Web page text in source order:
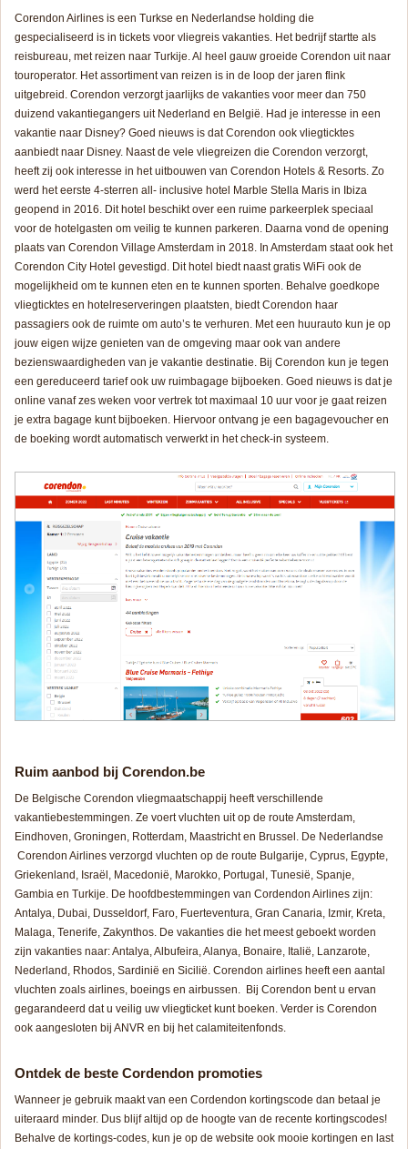
Corendon Airlines is een Turkse en Nederlandse holding die
gespecialiseerd is in tickets voor vliegreis vakanties. Het bedrijf startte als
reisbureau, met reizen naar Turkije. Al heel gauw groeide Corendon uit naar
touroperator. Het assortiment van reizen is in de loop der jaren flink
uitgebreid. Corendon verzorgt jaarlijks de vakanties voor meer dan 750
duizend vakantiegangers uit Nederland en België. Had je interesse in een
vakantie naar Disney? Goed nieuws is dat Corendon ook vliegticktes
aanbiedt naar Disney. Naast de vele vliegreizen die Corendon verzorgt,
heeft zij ook interesse in het uitbouwen van Corendon Hotels & Resorts. Zo
werd het eerste 4-sterren all- inclusive hotel Marble Stella Maris in Ibiza
geopend in 2016. Dit hotel beschikt over een ruime parkeerplek speciaal
voor de hotelgasten om veilig te kunnen parkeren. Daarna vond de opening
plaats van Corendon Village Amsterdam in 2018. In Amsterdam staat ook het
Corendon City Hotel gevestigd. Dit hotel biedt naast gratis WiFi ook de
mogelijkheid om te kunnen eten en te kunnen sporten. Behalve goedkope
vliegticktes en hotelreserveringen plaatsten, biedt Corendon haar
passagiers ook de ruimte om auto’s te verhuren. Met een huurauto kun je op
jouw eigen wijze genieten van de omgeving maar ook van andere
bezienswaardigheden van je vakantie destinatie. Bij Corendon kun je tegen
een gereduceerd tarief ook uw ruimbagage bijboeken. Goed nieuws is dat je
online vanaf zes weken voor vertrek tot maximaal 10 uur voor je gaat reizen
je extra bagage kunt bijboeken. Hiervoor ontvang je een bagagevoucher en
de boeking wordt automatisch verwerkt in het check-in systeem.
Ruim aanbod bij Corendon.be
De Belgische Corendon vliegmaatschappij heeft verschillende
vakantiebestemmingen. Ze voert vluchten uit op de route Amsterdam,
Eindhoven, Groningen, Rotterdam, Maastricht en Brussel. De Nederlandse
Corendon Airlines verzorgd vluchten op de route Bulgarije, Cyprus, Egypte,
Griekenland, Israël, Macedonië, Marokko, Portugal, Tunesië, Spanje,
Gambia en Turkije. De hoofdbestemmingen van Cordendon Airlines zijn:
Antalya, Dubai, Dusseldorf, Faro, Fuerteventura, Gran Canaria, Izmir, Kreta,
Malaga, Tenerife, Zakynthos. De vakanties die het meest geboekt worden
zijn vakanties naar: Antalya, Albufeira, Alanya, Bonaire, Italië, Lanzarote,
Nederland, Rhodos, Sardinië en Sicilië. Corendon airlines heeft een aantal
vluchten zoals airlines, boeings en airbussen. Bij Corendon bent u ervan
gegarandeerd dat u veilig uw vliegticket kunt boeken. Verder is Corendon
ook aangesloten bij ANVR en bij het calamiteitenfonds.
Ontdek de beste Cordendon promoties
Wanneer je gebruik maakt van een Cordendon kortingscode dan betaal je
uiteraard minder. Dus blijf altijd op de hoogte van de recente kortingscodes!
Behalve de kortings-codes, kun je op de website ook mooie kortingen en last